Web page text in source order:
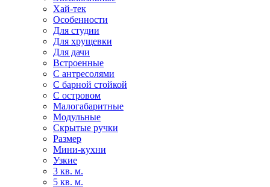
Хай-тек
Особенности
Для студии
Для хрущевки
Для дачи
Встроенные
С антресолями
С барной стойкой
С островом
Малогабаритные
Модульные
Скрытые ручки
Размер
Мини-кухни
Узкие
3 кв. м.
5 кв. м.